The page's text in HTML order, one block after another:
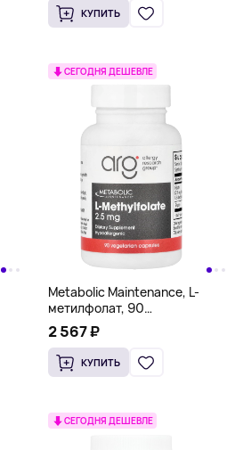
КУПИТЬ
СЕГОДНЯ ДЕШЕВЛЕ
Metabolic Maintenance, L-
метилфолат, 90
вегетарианских капсул
2 567 ₽
КУПИТЬ
СЕГОДНЯ ДЕШЕВЛЕ